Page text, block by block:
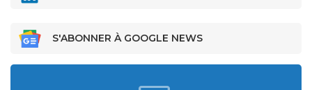
S'ABONNER À GOOGLE NEWS